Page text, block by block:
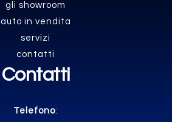
gli showroom
auto in vendita
servizi
contatti
Contatti
Telefono: